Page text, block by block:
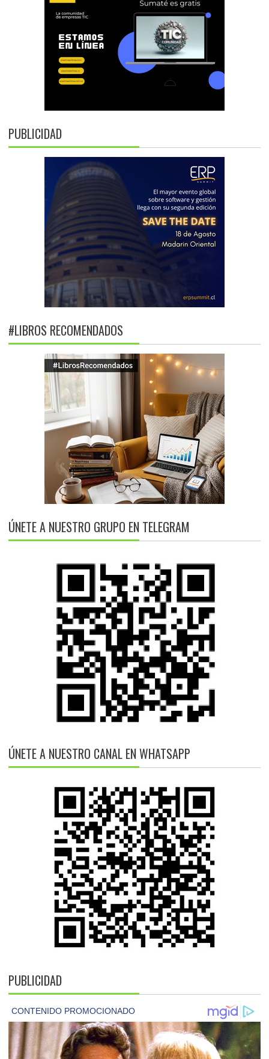
PUBLICIDAD
#LIBROS RECOMENDADOS
ÚNETE A NUESTRO GRUPO EN TELEGRAM
ÚNETE A NUESTRO CANAL EN WHATSAPP
PUBLICIDAD